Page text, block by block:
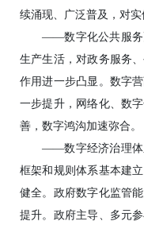
续涌现、广泛普及，对实
——数字化公共服务
生产生活，对政务服务
作用进一步凸显。数字
一步提升，网络化、数
善，数字鸿沟加速弥合。
——数字经济治理体
框架和规则体系基本建
健全。政府数字化监管
提升。政府主导、多元